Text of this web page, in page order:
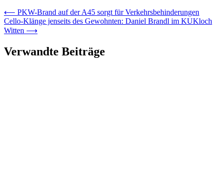
⟵ PKW-Brand auf der A45 sorgt für Verkehrsbehinderungen
Cello-Klänge jenseits des Gewohnten: Daniel Brandl im KUKloch
Witten ⟶
Verwandte Beiträge